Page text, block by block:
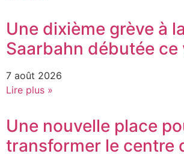
Une dixième grève à la
Saarbahn débutée ce
7 août 2026
Lire plus »
Une nouvelle place
transformer le centre